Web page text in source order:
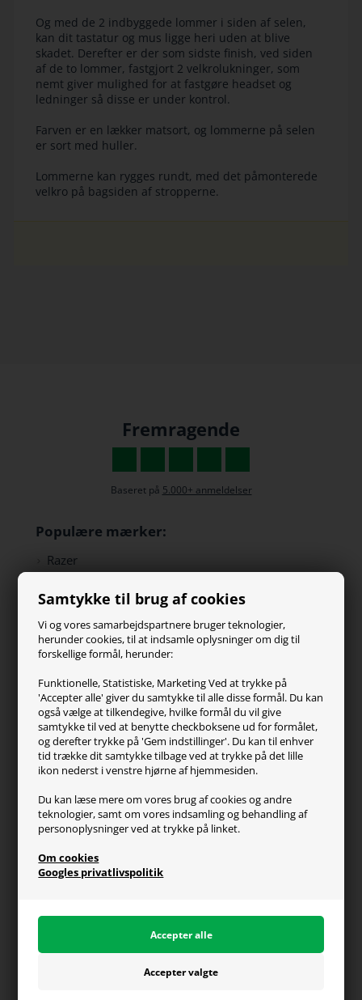
Samtykke til brug af cookies
Vi og vores samarbejdspartnere bruger teknologier,
herunder cookies, til at indsamle oplysninger om dig til
forskellige formål, herunder:
Funktionelle, Statistiske, Marketing Ved at trykke på
'Accepter alle' giver du samtykke til alle disse formål. Du kan
også vælge at tilkendegive, hvilke formål du vil give
samtykke til ved at benytte checkboksene ud for formålet,
og derefter trykke på 'Gem indstillinger'. Du kan til enhver
tid trække dit samtykke tilbage ved at trykke på det lille
ikon nederst i venstre hjørne af hjemmesiden.
Du kan læse mere om vores brug af cookies og andre
teknologier, samt om vores indsamling og behandling af
personoplysninger ved at trykke på linket.
Om cookies
Googles privatlivspolitik
Og med de 2 indbyggede lommer i siden af selen,
kan dit tastatur og mus ligge heri uden at blive
skadet. Derefter er der som sidste finish, ved siden
af de to lommer, fastgjort 2 velkrolukninger, som
nemt giver mulighed for at fastgøre headset og
ledninger så disse er under kontrol.
Farven er en lækker matsort, og lommerne på selen
er sort med huller.
Lommerne kan rygges rundt, med det påmonterede
velkro på bagsiden af stropperne.
Fremragende
Baseret på 5.000+ anmeldelser
Populære mærker:
Razer
SteelSeries
ZOWIE
Turtle Beach
Kundeservice
Kontakt os
FAQ
Handelsvilkår
Reklamation
Generel info
Om os
Fragt og levering